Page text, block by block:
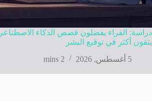
دراسة: القراء يفضلون قصص الذكاء
يثقون أكثر في توقيع البشر
5 أغسطس, 2026
2 mins